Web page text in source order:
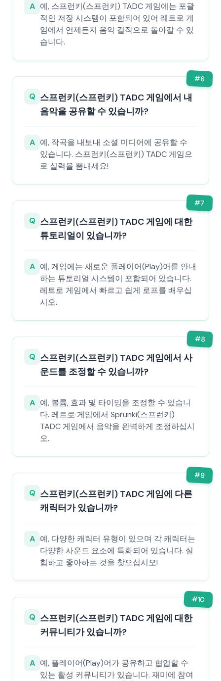
A 예, 스프런키(스프런키) TADC 게임에는 포괄
적인 저장 시스템이 포함되어 있어 레트로 게
임에서 언제든지 음악 걸작으로 돌아갈 수 있
습니다.
#6
Q 스프런키(스프런키) TADC 게임에서 내
음악을 공유할 수 있습니까?
A 예, 작곡을 내보내 소셜 미디어에 공유할 수
있습니다. 스프런키(스프런키) TADC 게임으
로 실력을 뽐내세요!
#7
Q 스프런키(스프런키) TADC 게임에 대한
튜토리얼이 있습니까?
A 예, 게임에는 새로운 플레이어(Play)어를 안내
하는 튜토리얼 시스템이 포함되어 있습니다.
레트로 게임에서 빠르고 쉽게 로프를 배우십
시오.
#8
Q 스프런키(스프런키) TADC 게임에서 사
운드를 조정할 수 있습니까?
A 예, 볼륨, 효과 및 타이밍을 조정할 수 있습니
다. 레트로 게임에서 Sprunki(스프런키)
TADC 게임에서 음악을 완벽하게 조정하십시
오.
#9
Q 스프런키(스프런키) TADC 게임에 다른
캐릭터가 있습니까?
A 예, 다양한 캐릭터 유형이 있으며 각 캐릭터는
다양한 사운드 요소에 특화되어 있습니다. 실
험하고 좋아하는 것을 찾으십시오!
#10
Q 스프런키(스프런키) TADC 게임에 대한
커뮤니티가 있습니까?
A 예, 플레이어(Play)어가 공유하고 협업할 수
있는 활성 커뮤니티가 있습니다. 재미에 참여